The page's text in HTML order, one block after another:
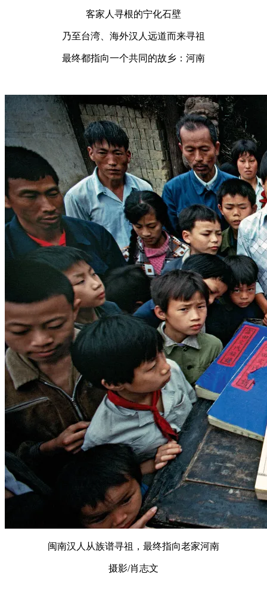
客家人寻根的宁化石壁
乃至台湾、海外汉人远道而来寻祖
最终都指向一个共同的故乡：河南
闽南汉人从族谱寻祖，最终指向老家河南
摄影/肖志文